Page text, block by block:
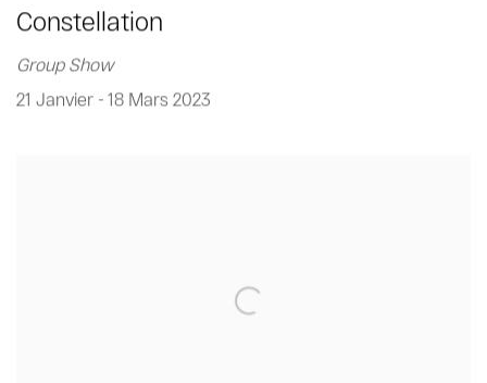
Constellation
Group Show
21 Janvier - 18 Mars 2023